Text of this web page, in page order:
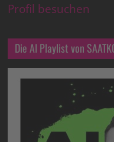
Profil besuchen
Die AI Playlist von